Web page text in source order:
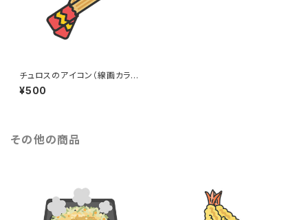
チュロスのアイコン（線画カラ
ー）のイラスト
¥500
その他の商品